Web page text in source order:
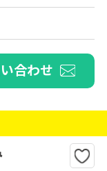
合わせ